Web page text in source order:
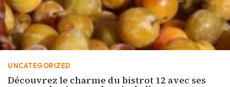
UNCATEGORIZED
Découvrez le charme du bistrot 12 avec ses